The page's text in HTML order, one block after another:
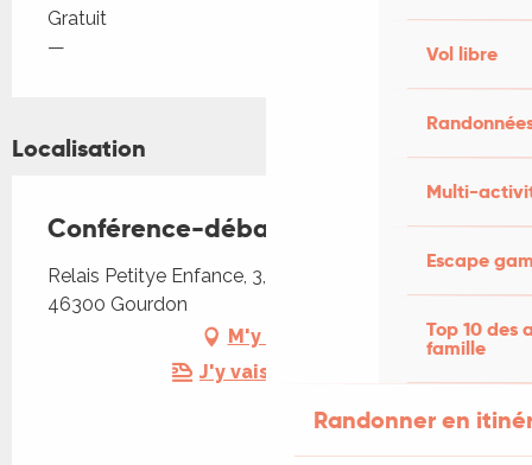
Vol libre
Multi-
Escape
Top 10 des
famille
Randonner en
Tarifs 2026
Gratuit
—
Localisation
Conférence-débat : Les émotions
Relais Petitye Enfance, 3, Allées François Rey,
46300 Gourdon
M'y rendre
J'y vais en train !